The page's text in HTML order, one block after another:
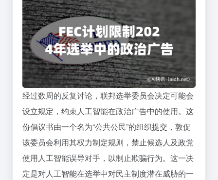
经过数周的反复讨论，联邦选举委员会决定可能会
设立规定，约束人工智能在政治广告中的使用。这
份倡议书由一个名为“公共公民”的组织提交，敦促
该委员会利用其权力制定规则，禁止候选人及政党
使用人工智能误导对手，以制止欺骗行为。这一决
定是对人工智能在选举中对民主制度潜在威胁的一